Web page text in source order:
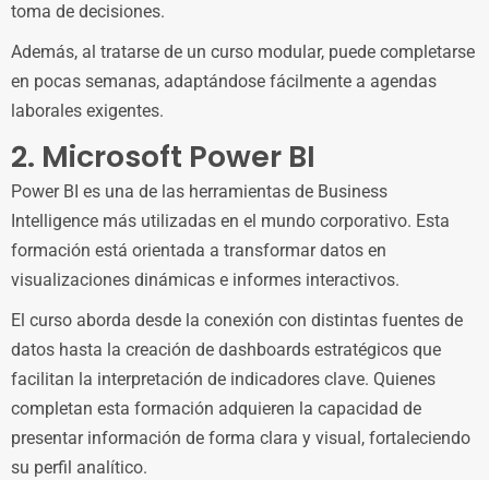
toma de decisiones.
Además, al tratarse de un curso modular, puede completarse
en pocas semanas, adaptándose fácilmente a agendas
laborales exigentes.
2. Microsoft Power BI
Power BI es una de las herramientas de Business
Intelligence más utilizadas en el mundo corporativo. Esta
formación está orientada a transformar datos en
visualizaciones dinámicas e informes interactivos.
El curso aborda desde la conexión con distintas fuentes de
datos hasta la creación de dashboards estratégicos que
facilitan la interpretación de indicadores clave. Quienes
completan esta formación adquieren la capacidad de
presentar información de forma clara y visual, fortaleciendo
su perfil analítico.